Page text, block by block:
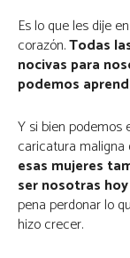
Es lo que les dije
corazón.Todas
nocivas para
podemos
Y si bien podemos
caricatura maligna
esas mujeres
ser nosotras
pena perdonar lo
hizo crecer.